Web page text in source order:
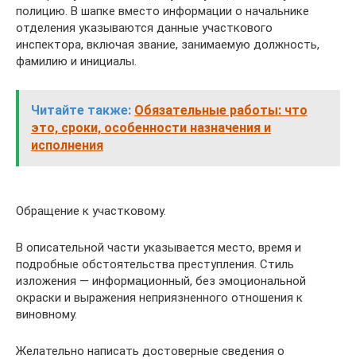
полицию. В шапке вместо информации о начальнике
отделения указываются данные участкового
инспектора, включая звание, занимаемую должность,
фамилию и инициалы.
Читайте также: Обязательные работы: что
это, сроки, особенности назначения и
исполнения
Обращение к участковому.
В описательной части указывается место, время и
подробные обстоятельства преступления. Стиль
изложения — информационный, без эмоциональной
окраски и выражения неприязненного отношения к
виновному.
Желательно написать достоверные сведения о